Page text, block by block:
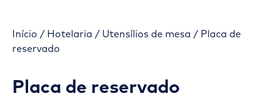
Início / Hotelaria / Utensílios de mesa / Placa de
reservado
Placa de reservado